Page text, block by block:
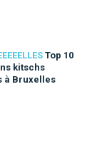
Top 10
kitschs
à Bruxelles
Bruxelles